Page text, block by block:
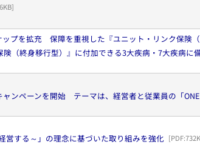
]
プを拡充 保障を重視した『ユニット・リンク保険
（終身移行型）』に付加できる3大疾病・7大疾病に
ンペーンを開始 テーマは、経営者と従業員の「ONE
営する～」の理念に基づいた取り組みを強化 [PDF: